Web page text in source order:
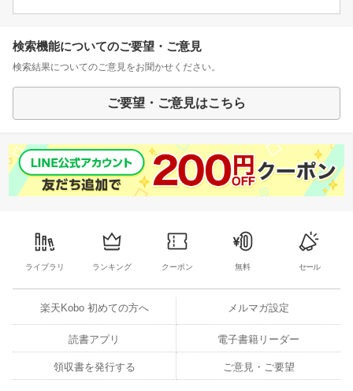
検索機能についてのご要望・ご意見
検索結果についてのご意見をお聞かせください。
ご要望・ご意見はこちら
ライブラリ ランキング クーポン 無料 セール
楽天Kobo 初めての方へ メルマガ設定
読書アプリ 電子書籍リーダー
領収書を発行する ご意見・ご要望